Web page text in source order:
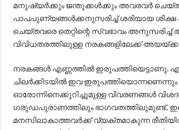
മനുഷ്യർക്കും ജന്തുക്കൾക്കും അവരവർ
പാപപുണ്യങ്ങൾക്കനുസരിച്ച് ശരിയായ ശിക്ഷ
ചെയ്തവരെ തെറ്റിന്റെ സ്വഭാവം അനുസരിച്ച്
വിവിധതരത്തിലുള്ള നരകങ്ങളിലേക്ക്
നരകങ്ങൾ എണ്ണത്തിൽ ഇരുപത്തിയെട്ടാണു.
ചിലർക്കിടയിൽ ഇവ ഇരുപത്തിയൊന്നണെന്നും
ഓരോന്നിനെക്കുറിച്ചുമുള്ള വിവരണങ്ങൾ
ഗരുഡപുരാണത്തിലും ഭാഗവതത്തിലുമുണ്ട്.
മനസിലാകാത്തവർക്ക് വ്യക്തമാകുന്ന